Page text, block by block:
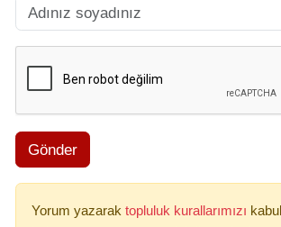
Gönder
Yorum yazarak topluluk kurallarımızı